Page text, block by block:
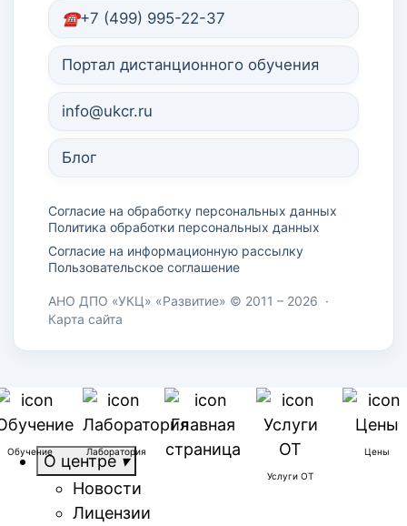
+7 (499) 995-22-37
Портал дистанционного обучения
info@ukcr.ru
Блог
Согласие на обработку персональных данных
Политика обработки персональных данных
Согласие на информационную рассылку
Пользовательское соглашение
АНО ДПО «УКЦ» «Развитие» © 2011 – 2026 ·
Карта сайта
Обучение Лаборатория
Услуги ОТ
Цены
О центре
Новости
Лицензии